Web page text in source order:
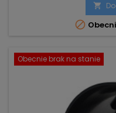


Obecnie brak na stanie